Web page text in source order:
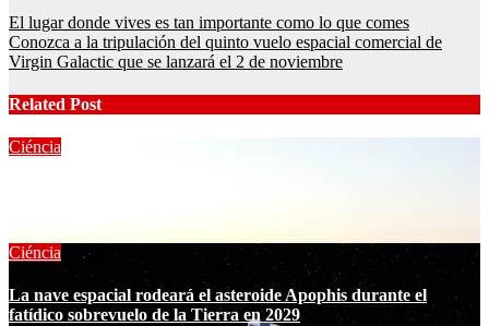
Post
navigation
El lugar donde vives es tan importante como lo que comes
Conozca a la tripulación del quinto vuelo espacial comercial de
Virgin Galactic que se lanzará el 2 de noviembre
Related Post
Ciéncia
Ciéncia
La nave espacial rodeará el asteroide Apophis durante el
fatídico sobrevuelo de la Tierra en 2029